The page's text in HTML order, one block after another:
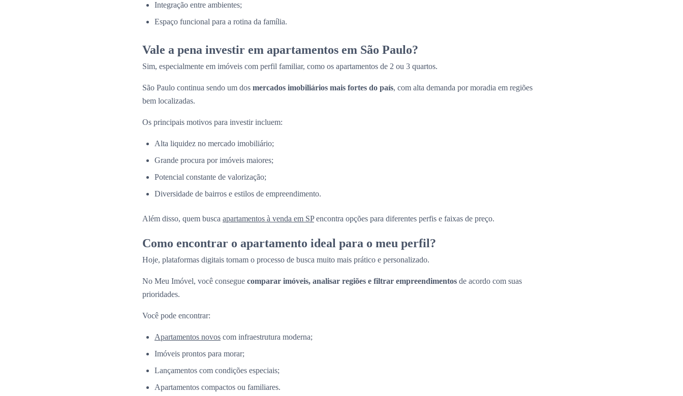
Integração entre ambientes;
Espaço funcional para a rotina da família.
Vale a pena investir em apartamentos em São Paulo?
Sim, especialmente em imóveis com perfil familiar, como os apartamentos de 2 ou 3 quartos.
São Paulo continua sendo um dos mercados imobiliários mais fortes do país, com alta demanda por moradia em regiões
bem localizadas.
Os principais motivos para investir incluem:
Alta liquidez no mercado imobiliário;
Grande procura por imóveis maiores;
Potencial constante de valorização;
Diversidade de bairros e estilos de empreendimento.
Além disso, quem busca apartamentos à venda em SPencontra opções para diferentes perfis e faixas de preço.
Como encontrar o apartamento ideal para o meu perfil?
Hoje, plataformas digitais tornam o processo de busca muito mais prático e personalizado.
No Meu Imóvel, você consegue comparar imóveis, analisar regiões e filtrar empreendimentos de acordo com suas
prioridades.
Você pode encontrar:
Apartamentos novos com infraestrutura moderna;
Imóveis prontos para morar;
Lançamentos com condições especiais;
Apartamentos compactos ou familiares.